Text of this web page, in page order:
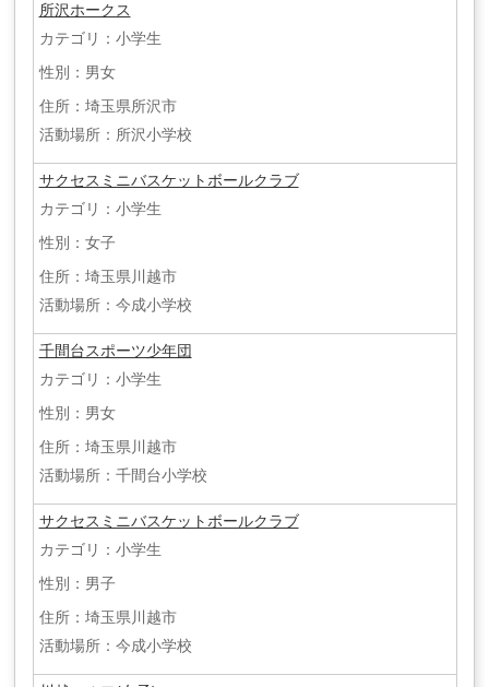
所沢ホークス
カテゴリ：小学生
性別：男女
住所：埼玉県所沢市
活動場所：所沢小学校
サクセスミニバスケットボールクラブ
カテゴリ：小学生
性別：女子
住所：埼玉県川越市
活動場所：今成小学校
千間台スポーツ少年団
カテゴリ：小学生
性別：男女
住所：埼玉県川越市
活動場所：千間台小学校
サクセスミニバスケットボールクラブ
カテゴリ：小学生
性別：男子
住所：埼玉県川越市
活動場所：今成小学校